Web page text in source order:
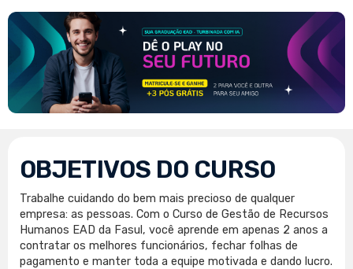
OBJETIVOS DO CURSO
Trabalhe cuidando do bem mais precioso de qualquer
empresa: as pessoas. Com o Curso de Gestão de Recursos
Humanos EAD da Fasul, você aprende em apenas 2 anos a
contratar os melhores funcionários, fechar folhas de
pagamento e manter toda a equipe motivada e dando lucro.